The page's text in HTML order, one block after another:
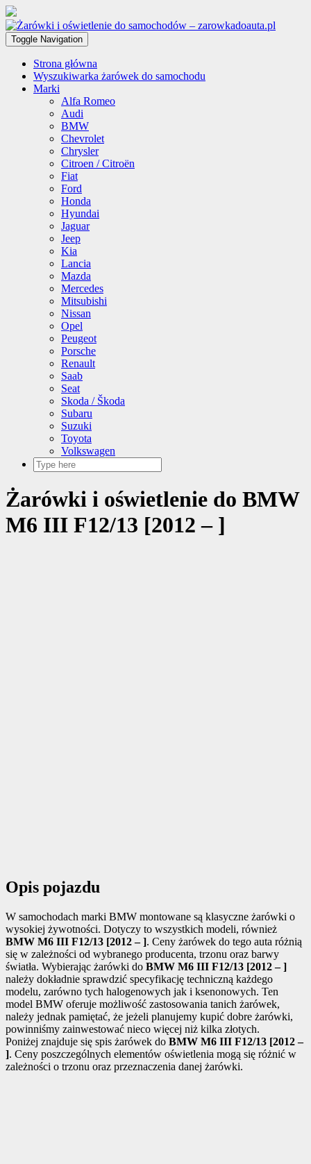
Toggle Navigation
Strona główna
Wyszukiwarka żarówek do samochodu
Marki
Alfa Romeo
Audi
BMW
Chevrolet
Chrysler
Citroen / Citroën
Fiat
Ford
Honda
Hyundai
Jaguar
Jeep
Kia
Lancia
Mazda
Mercedes
Mitsubishi
Nissan
Opel
Peugeot
Porsche
Renault
Saab
Seat
Skoda / Škoda
Subaru
Suzuki
Toyota
Volkswagen
Żarówki i oświetlenie do BMW
M6 III F12/13 [2012 – ]
Opis pojazdu
W samochodach marki BMW montowane są klasyczne żarówki o
wysokiej żywotności. Dotyczy to wszystkich modeli, również
BMW M6 III F12/13 [2012 – ]. Ceny żarówek do tego auta różnią
się w zależności od wybranego producenta, trzonu oraz barwy
światła. Wybierając żarówki do BMW M6 III F12/13 [2012 – ]
należy dokładnie sprawdzić specyfikację techniczną każdego
modelu, zarówno tych halogenowych jak i ksenonowych. Ten
model BMW oferuje możliwość zastosowania tanich żarówek,
należy jednak pamiętać, że jeżeli planujemy kupić dobre żarówki,
powinniśmy zainwestować nieco więcej niż kilka złotych.
Poniżej znajduje się spis żarówek do BMW M6 III F12/13 [2012 –
]. Ceny poszczególnych elementów oświetlenia mogą się różnić w
zależności o trzonu oraz przeznaczenia danej żarówki.